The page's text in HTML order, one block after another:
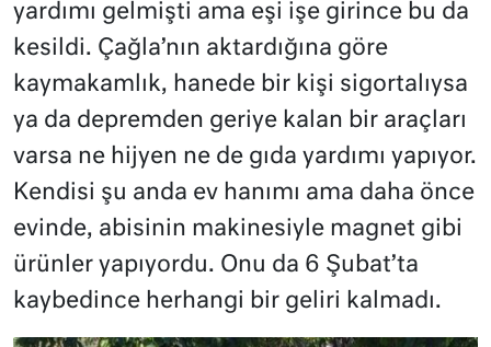
yardımı gelmişti ama eşi işe girince bu da
kesildi. Çağla’nın aktardığına göre
kaymakamlık, hanede bir kişi sigortalıysa
ya da depremden geriye kalan bir araçları
varsa ne hijyen ne de gıda yardımı yapıyor.
Kendisi şu anda ev hanımı ama daha önce
evinde, abisinin makinesiyle magnet gibi
ürünler yapıyordu. Onu da 6 Şubat’ta
kaybedince herhangi bir geliri kalmadı.